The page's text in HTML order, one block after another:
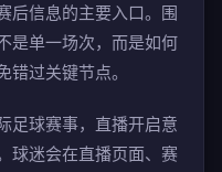
后信息的主要入口。围
是单一场次，而是如何
过关键节点。
足球赛事，直播开启意
球迷会在直播页面、赛